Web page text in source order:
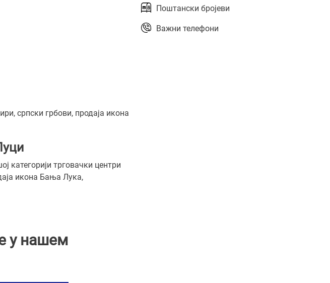
српски грбови, продаја икона
категорији трговачки центри
икона Бања Лука,
у нашем
Поштански бројеви
Важни телефони